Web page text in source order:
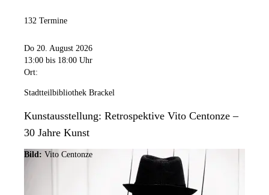
132 Termine
Do 20. August 2026
13:00 bis 18:00 Uhr
Ort:
Stadtteilbibliothek Brackel
Kunstausstellung: Retrospektive Vito Centonze –
30 Jahre Kunst
Bild: Vito Centonze